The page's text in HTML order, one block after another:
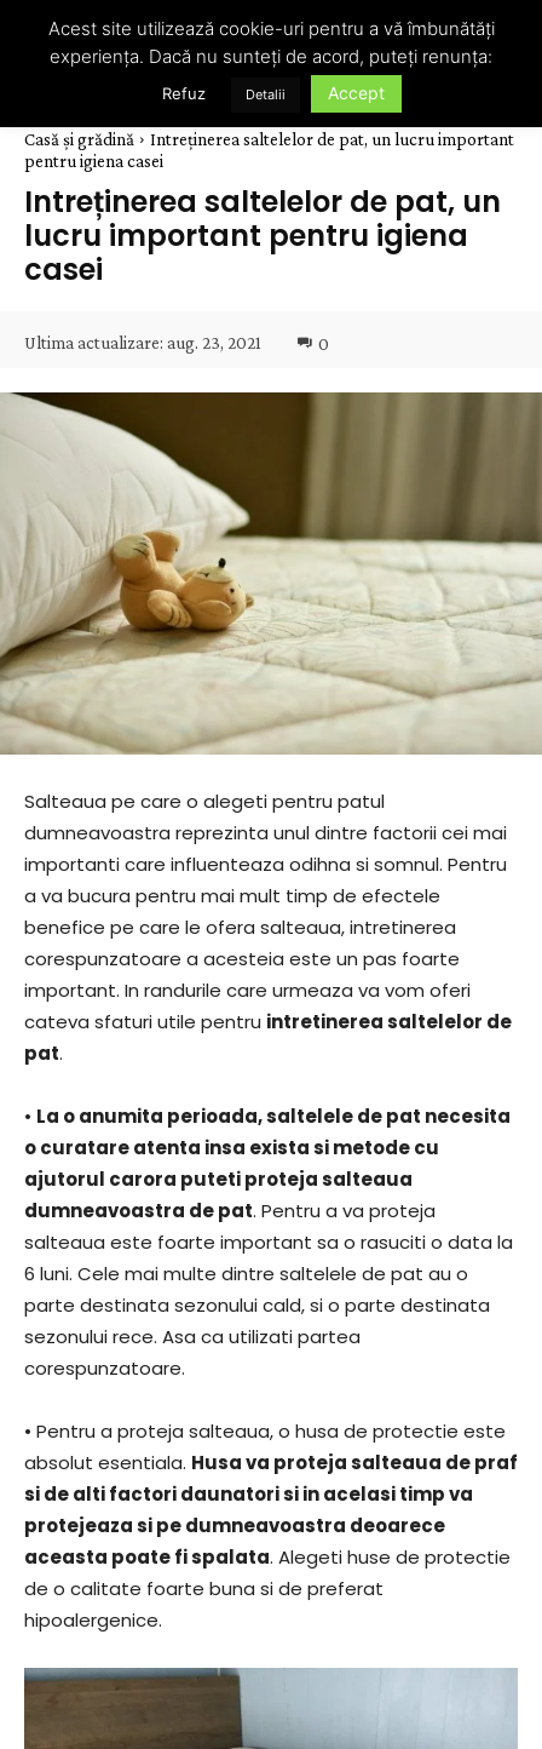
Casă și grădină
Intreținerea saltelelor de pat, un lucru important
pentru igiena casei
Intreținerea saltelelor de pat, un
lucru important pentru igiena
casei
Ultima actualizare: aug. 23, 2021 0
Salteaua pe care o alegeti pentru patul
dumneavoastra reprezinta unul dintre factorii cei mai
importanti care influenteaza odihna si somnul. Pentru
a va bucura pentru mai mult timp de efectele
benefice pe care le ofera salteaua, intretinerea
corespunzatoare a acesteia este un pas foarte
important. In randurile care urmeaza va vom oferi
cateva sfaturi utile pentru intretinerea saltelelor de
pat.
• La o anumita perioada, saltelele de pat necesita
o curatare atenta insa exista si metode cu
ajutorul carora puteti proteja salteaua
dumneavoastra de pat. Pentru a va proteja
salteaua este foarte important sa o rasuciti o data la
6 luni. Cele mai multe dintre saltelele de pat au o
parte destinata sezonului cald, si o parte destinata
sezonului rece. Asa ca utilizati partea
corespunzatoare.
• Pentru a proteja salteaua, o husa de protectie este
absolut esentiala. Husa va proteja salteaua de praf
si de alti factori daunatori si in acelasi timp va
protejeaza si pe dumneavoastra deoarece
aceasta poate fi spalata. Alegeti huse de protectie
de o calitate foarte buna si de preferat
hipoalergenice.
Acest site utilizează cookie-uri pentru a vă îmbunătăți
experiența. Dacă nu sunteți de acord, puteți renunța:
Refuz Detalii Accept